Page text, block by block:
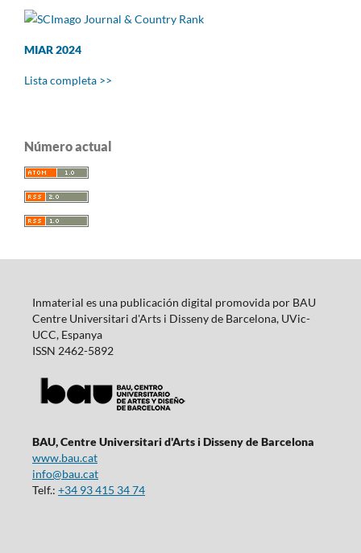
MIAR 2024
Lista completa >>
Número actual
Inmaterial es una publicación digital promovida por BAU
Centre Universitari d'Arts i Disseny de Barcelona, UVic-
UCC, Espanya
ISSN 2462-5892
BAU, Centre Universitari d'Arts i Disseny de Barcelona
www.bau.cat
info@bau.cat
Telf.: +34 93 415 34 74